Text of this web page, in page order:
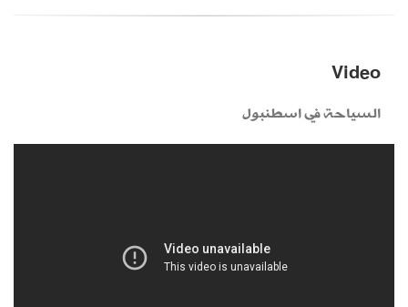
Video
السياحة في اسطنبول